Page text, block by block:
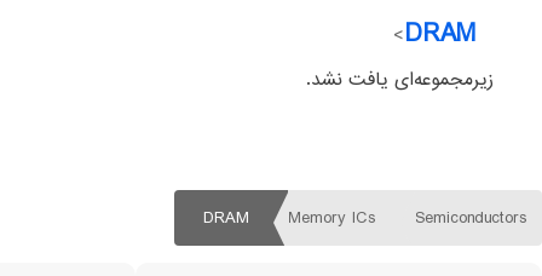
DRAM
>
زیرمجموعه‌ای یافت نشد.
Semiconductors
Memory ICs
DRAM